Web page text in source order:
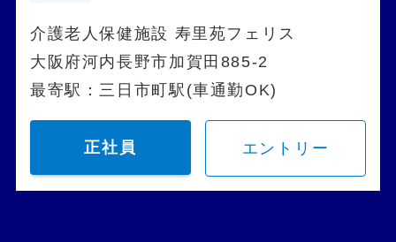
介護老人保健施設 寿里苑フェリス
大阪府河内長野市加賀田885-2
最寄駅：三日市町駅(車通勤OK)
正社員 エントリー